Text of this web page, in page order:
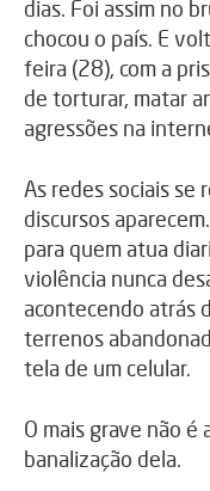
dias. Foi assim no
chocou o país. E
feira (28), com a
de torturar, matar
agressões na
As redes sociais se
discursos
para quem atua
violência nunca
acontecendo atrás
terrenos
tela de um celular.
O mais grave não é
banalização dela.